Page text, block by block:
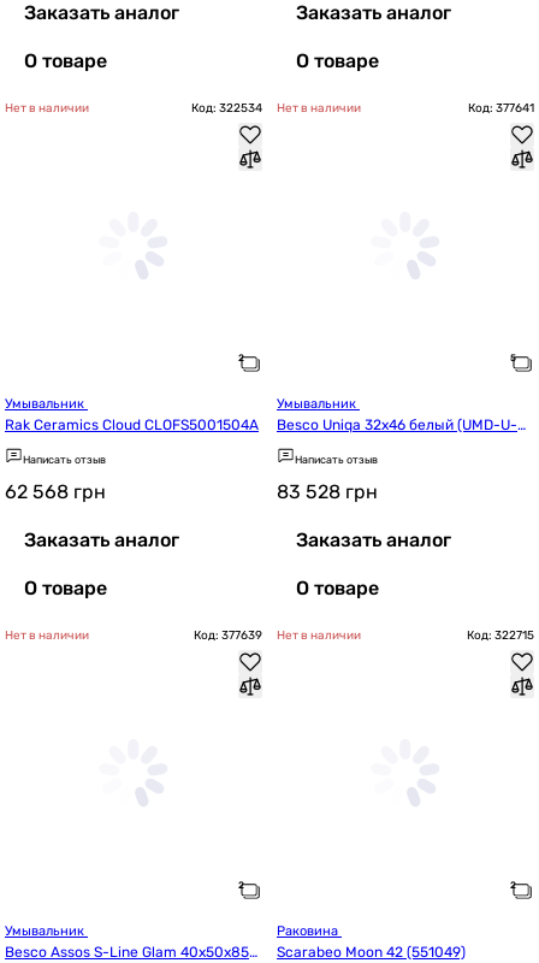
Заказать аналог
О товаре
Заказать аналог
О товаре
Нет в наличии Код: 322534
Rak Ceramics Cloud CLOFS5001504A
Написать отзыв
62 568 грн
Заказать аналог
О товаре
Нет в наличии Код: 377641
Besco Uniqa 32x46 белый (UMD-U-W
O)
Написать отзыв
83 528 грн
Заказать аналог
О товаре
Нет в наличии Код: 377639
Besco Assos S-Line Glam 40x50x85
Нет в наличии Код: 322715
Scarabeo Moon 42 (551049)